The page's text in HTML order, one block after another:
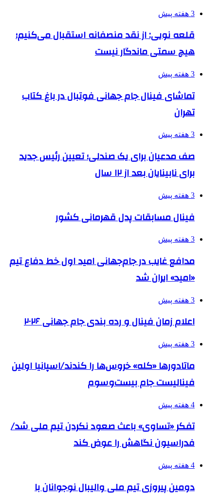
3 هفته پیش
قلعه نویی: از نقد منصفانه استقبال می‌کنیم؛
هیچ سمتی ماندگار نیست
3 هفته پیش
تماشای فینال جام جهانی فوتبال در باغ کتاب
تهران
3 هفته پیش
صف مدعیان برای یک صندلی؛ تعیین رئیس جدید
برای نابینایان بعد از ۱۲ سال
3 هفته پیش
فینال مسابقات پدل قهرمانی کشور
3 هفته پیش
مدافع غایب در جام‌جهانی امید اول خط دفاع تیم
«امید» ایران شد
3 هفته پیش
اعلام زمان فینال و رده بندی جام جهانی ۲۰۲۶
3 هفته پیش
ماتادورها «کله» خروس‌ها را کندند/اسپانیا اولین
فینالیست جام بیست‌وسوم
4 هفته پیش
تفکر «تساوی» باعث صعود نکردن تیم ملی شد/
فدراسیون نگاهش را عوض کند
4 هفته پیش
دومین پیروزی تیم ملی والیبال نوجوانان با